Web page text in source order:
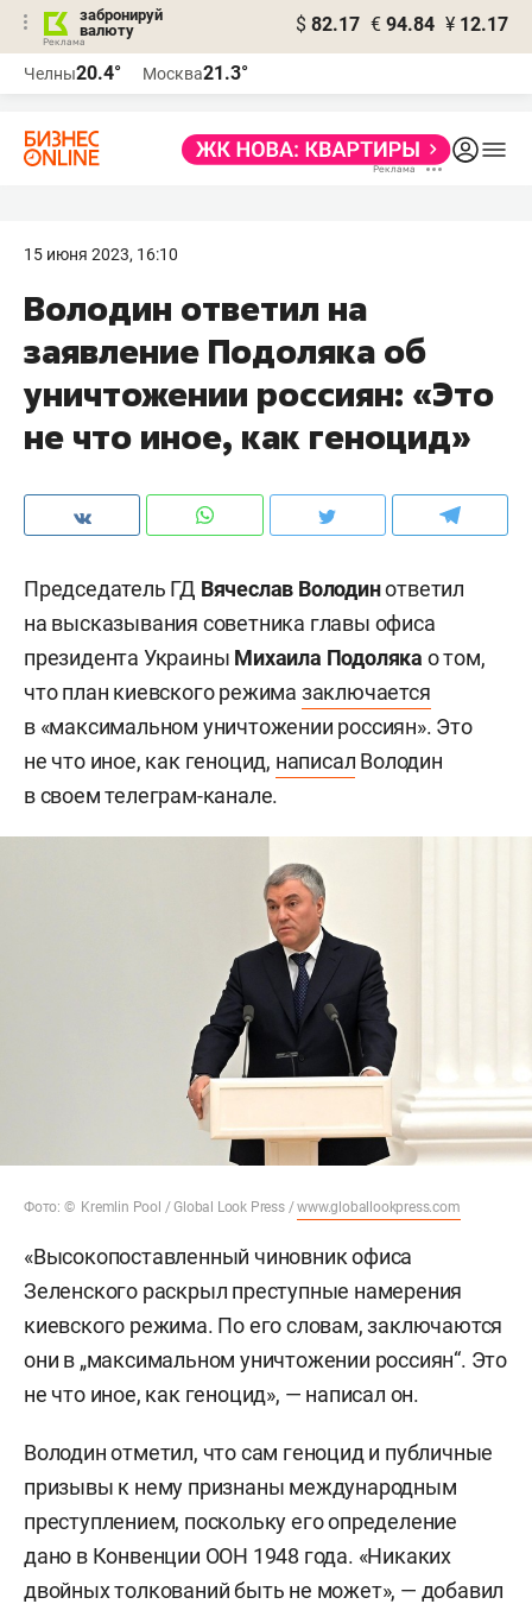
забронируй
валюту
$ 82.17 € 94.84 ¥ 12.17
Челны20.4° Москва21.3°
15 июня 2023, 16:10
Володин ответил на
заявление Подоляка об
уничтожении россиян: «Это
не что иное, как геноцид»
Председатель ГД Вячеслав Володинответил
на высказывания советника главы офиса
президента Украины Михаила Подоляка о том,
что план киевского режима заключается
в «максимальном уничтожении россиян». Это
не что иное, как геноцид, написал Володин
в своем телеграм-канале.
Фото: © Kremlin Pool / Global Look Press /www.globallookpress.com
«Высокопоставленный чиновник офиса
Зеленского раскрыл преступные намерения
киевского режима. По его словам, заключаются
они в „максимальном уничтожении россиян“. Это
не что иное, как геноцид», — написал он.
Володин отметил, что сам геноцид и публичные
призывы к нему признаны международным
преступлением, поскольку его определение
дано в Конвенции ООН 1948 года. «Никаких
двойных толкований быть не может», — добавил